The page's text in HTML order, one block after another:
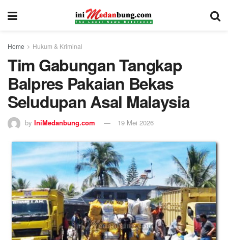
Home Hukum & Kriminal
Tim Gabungan Tangkap
Balpres Pakaian Bekas
Seludupan Asal Malaysia
by IniMedanbung.com 19 Mei 2026